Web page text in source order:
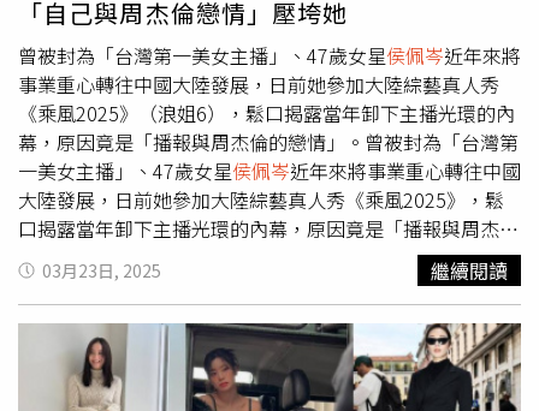
捉並熱議「是不是髮量變少了？」、「怎麼連女神都中
招？」（圖／品牌提供）這些討論反映出，現代女性不分年
齡與身分，都可能面臨髮際線變高、分線變寬等「輕型落
髮」現象。長期壓力、熬夜作息、頻繁染燙造型，加上氣候
環境刺激，都可能讓頭皮健康悄悄失衡，導致髮量變薄、髮
根鬆動。如果這些初期徵兆沒有被即時發現與處理，就可能
讓髮際線一路「退潮」，顏值與氣質都會受影響。以下精選
2款人氣髮肌保養品，讓你從髮根開始找回豐盈質感，無需
誇張承諾，只有紮實的養護哲學。1.HAIR RITUEL by Sisley
賦活重升髮精華如果妳開始留意到髮際線有點「默默往後
退」，不妨從一瓶高機能的頭皮精華開始養髮之旅。頂級髮
肌保養品牌Hair Rituel by sisley賦活重升髮精華結合了品牌
引以為傲的植物美容學專業背景，將多種植物萃取精華與維
他命、礦物質融於一瓶。它的質地輕盈如水，透皮滲透力
「自己與周杰倫戀情」壓垮她
曾被封為「台灣第一美女主播」、47歲女星侯佩岑近年來將
事業重心轉往中國大陸發展，日前她參加大陸綜藝真人秀
《乘風2025》（浪姐6），鬆口揭露當年卸下主播光環的內
幕，原因竟是「播報與周杰倫的戀情」。曾被封為「台灣第
一美女主播」、47歲女星侯佩岑近年來將事業重心轉往中國
大陸發展，日前她參加大陸綜藝真人秀《乘風2025》，鬆
口揭露當年卸下主播光環的內幕，原因竟是「播報與周杰倫
的戀情」。（圖／翻攝自微博）
於2005年被香港狗
仔直擊，與天王周杰倫同遊日本代官山，2人戀情意外見
光，當時周杰倫受訪時，還甜蜜告白侯佩岑「在他心中是完
美的」，怎料這段「周侯戀」僅維持了3年，雙方在2008年
宣布分手。告別戀情3年後，侯佩岑
嫁給花旗環球證券銷售
副總裁黃柏俊，晉升幸福人妻，直到2013年周杰倫更寫下
03月23日, 2025 繼續閱讀